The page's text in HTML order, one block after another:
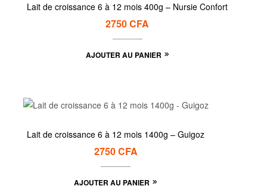
Lait de croissance 6 à 12 mois 400g – Nursie Confort
2750CFA
AJOUTER AU PANIER
Lait de croissance 6 à 12 mois 1400g – Guigoz
2750CFA
AJOUTER AU PANIER